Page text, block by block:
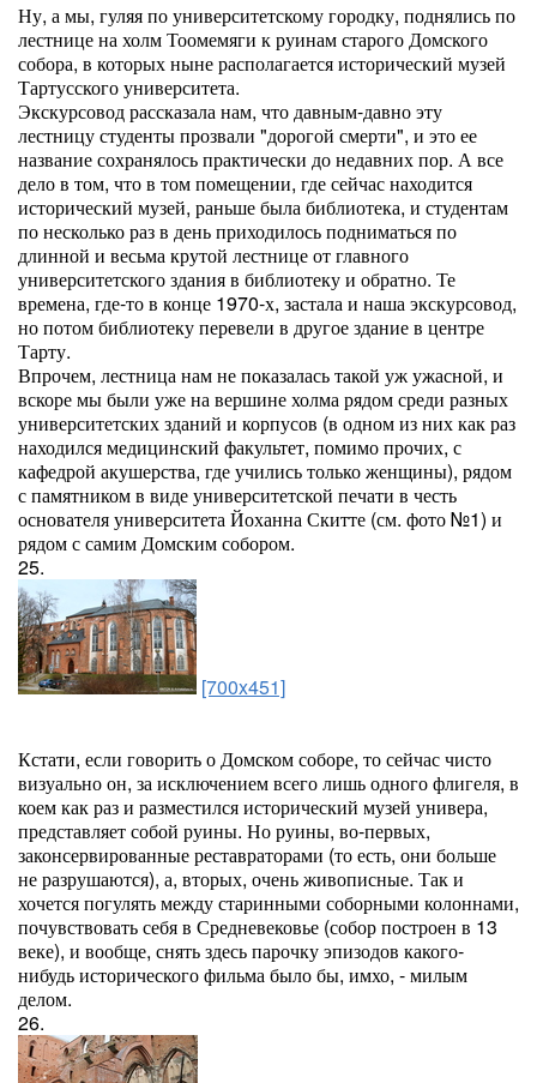
Ну, а мы, гуляя по университетскому городку, поднялись по
лестнице на холм Тоомемяги к руинам старого Домского
собора, в которых ныне располагается исторический музей
Тартусского университета.
Экскурсовод рассказала нам, что давным-давно эту
лестницу студенты прозвали "дорогой смерти", и это ее
название сохранялось практически до недавних пор. А все
дело в том, что в том помещении, где сейчас находится
исторический музей, раньше была библиотека, и студентам
по несколько раз в день приходилось подниматься по
длинной и весьма крутой лестнице от главного
университетского здания в библиотеку и обратно. Те
времена, где-то в конце 1970-х, застала и наша экскурсовод,
но потом библиотеку перевели в другое здание в центре
Тарту.
Впрочем, лестница нам не показалась такой уж ужасной, и
вскоре мы были уже на вершине холма рядом среди разных
университетских зданий и корпусов (в одном из них как раз
находился медицинский факультет, помимо прочих, с
кафедрой акушерства, где учились только женщины), рядом
с памятником в виде университетской печати в честь
основателя университета Йоханна Скитте (см. фото №1) и
рядом с самим Домским собором.
25.
[700x451]
Кстати, если говорить о Домском соборе, то сейчас чисто
визуально он, за исключением всего лишь одного флигеля, в
коем как раз и разместился исторический музей универа,
представляет собой руины. Но руины, во-первых,
законсервированные реставраторами (то есть, они больше
не разрушаются), а, вторых, очень живописные. Так и
хочется погулять между старинными соборными колоннами,
почувствовать себя в Средневековье (собор построен в 13
веке), и вообще, снять здесь парочку эпизодов какого-
нибудь исторического фильма было бы, имхо, - милым
делом.
26.